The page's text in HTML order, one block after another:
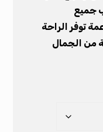
جميع
توفر الراحة
من الجمال